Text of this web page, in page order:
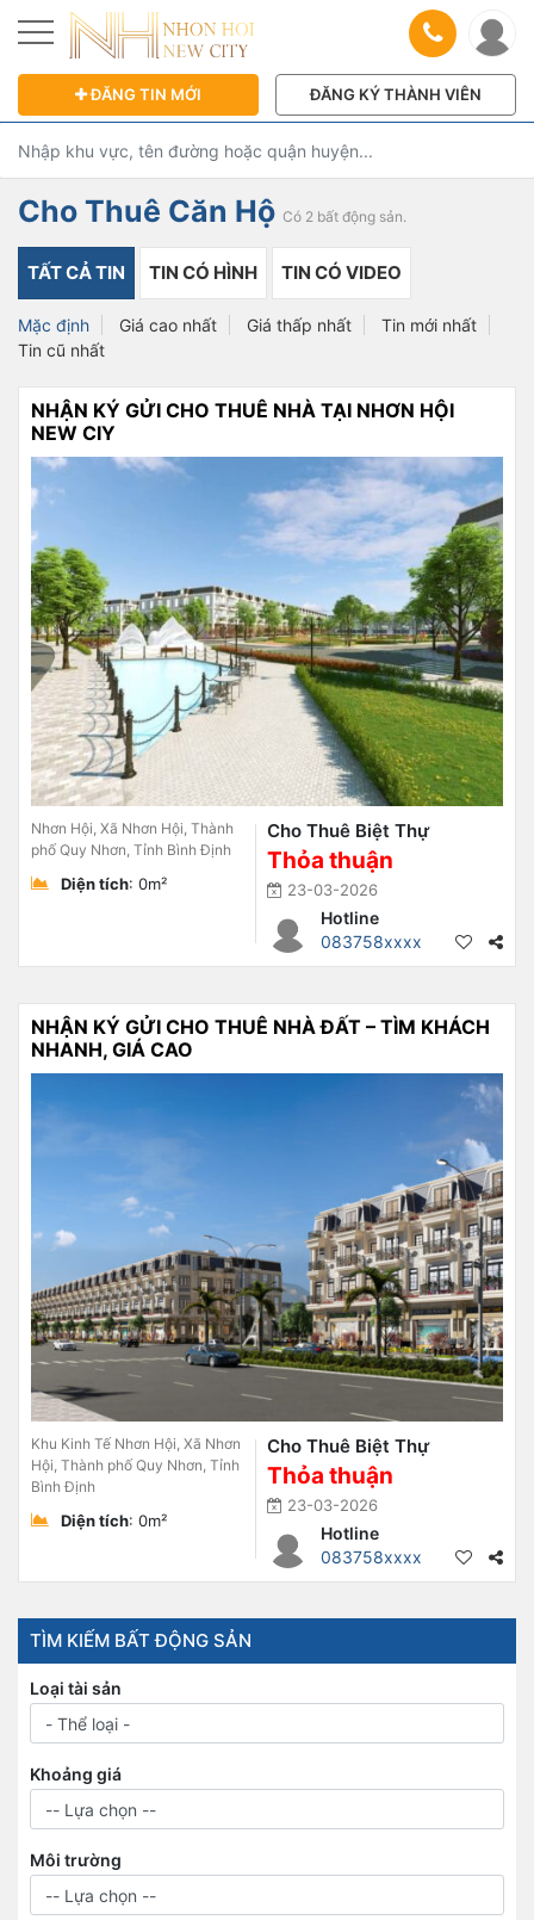
ĐĂNG TIN MỚI ĐĂNG KÝ THÀNH VIÊN
Cho Thuê Căn Hộ Có 2 bất động sản.
TẤT CẢ TIN TIN CÓ HÌNH TIN CÓ VIDEO
Mặc định Giá cao nhất Giá thấp nhất
Tin mới nhất
Tin cũ nhất
NHẬN KÝ GỬI CHO THUÊ NHÀ TẠI NHƠN HỘI
NEW CIY
Nhơn Hội, Xã Nhơn Hội, Thành
phố Quy Nhơn, Tỉnh Bình Định
Diện tích: 0m²
Cho Thuê Biệt Thự
Thỏa thuận
23-03-2026
Hotline
083758xxxx
NHẬN KÝ GỬI CHO THUÊ NHÀ ĐẤT – TÌM KHÁCH
NHANH, GIÁ CAO
Khu Kinh Tế Nhơn Hội, Xã Nhơn
Hội, Thành phố Quy Nhơn, Tỉnh
Bình Định
Diện tích: 0m²
Cho Thuê Biệt Thự
Thỏa thuận
23-03-2026
Hotline
083758xxxx
TÌM KIẾM BẤT ĐỘNG SẢN
Loại tài sản
Khoảng giá
Môi trường